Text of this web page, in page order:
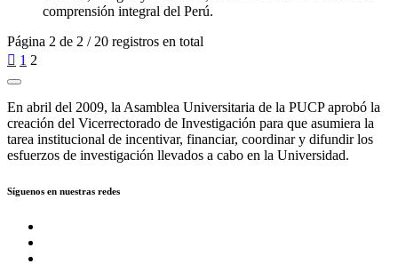
comprensión integral del Perú.
Página 2 de 2 / 20 registros en total
 1 2
En abril del 2009, la Asamblea Universitaria de la PUCP aprobó la
creación del Vicerrectorado de Investigación para que asumiera la
tarea institucional de incentivar, financiar, coordinar y difundir los
esfuerzos de investigación llevados a cabo en la Universidad.
Síguenos en nuestras redes